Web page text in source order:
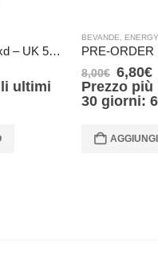
Monster Energy Punch Mixxd – UK 500 ml
ultimi
BEVANDE,
8,00€ 6,80€
Prezzo
30 giorni: